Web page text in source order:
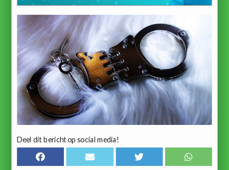
Deel dit bericht op social media!